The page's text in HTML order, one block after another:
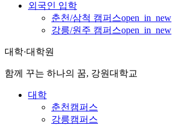
외국인 입학
춘천/삼척 캠퍼스open_in_new
강릉/원주 캠퍼스open_in_new
대학·대학원
함께 꾸는 하나의 꿈, 강원대학교
대학
춘천캠퍼스
강릉캠퍼스